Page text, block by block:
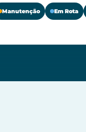
Manutenção Em Rota